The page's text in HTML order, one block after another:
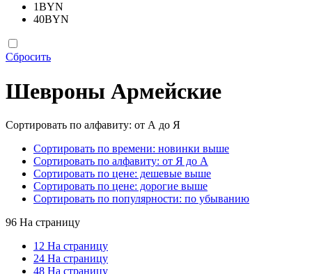
1BYN
40BYN
Сбросить
Шевроны Армейские
Сортировать по алфавиту: от А до Я
Сортировать по времени: новинки выше
Сортировать по алфавиту: от Я до А
Сортировать по цене: дешевые выше
Сортировать по цене: дорогие выше
Сортировать по популярности: по убыванию
96 На страницу
12 На страницу
24 На страницу
48 На страницу